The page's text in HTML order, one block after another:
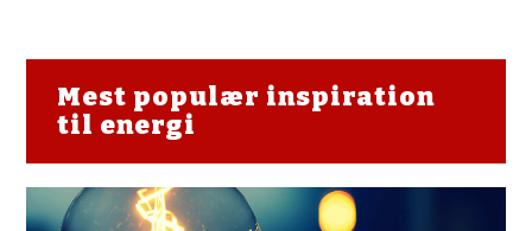
Mest populær inspiration
til energi